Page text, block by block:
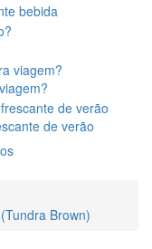
bebida
de verão
Brown)